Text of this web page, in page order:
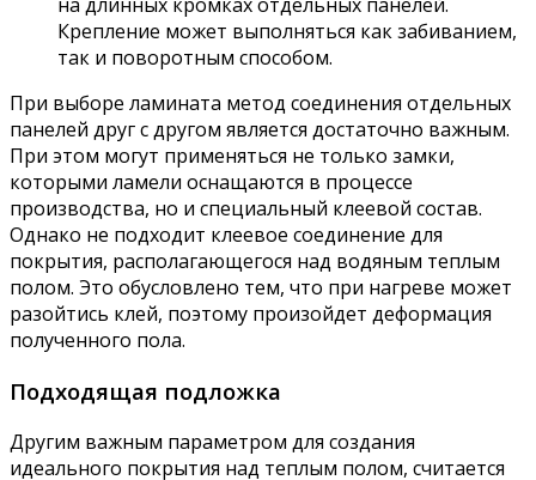
Крепление может выполняться как забиванием,
так и поворотным способом.
При выборе ламината метод соединения отдельных
панелей друг с другом является достаточно важным.
При этом могут применяться не только замки,
которыми ламели оснащаются в процессе
производства, но и специальный клеевой состав.
Однако не подходит клеевое соединение для
покрытия, располагающегося над водяным теплым
полом. Это обусловлено тем, что при нагреве может
разойтись клей, поэтому произойдет деформация
полученного пола.
Подходящая подложка
Другим важным параметром для создания
идеального покрытия над теплым полом, считается